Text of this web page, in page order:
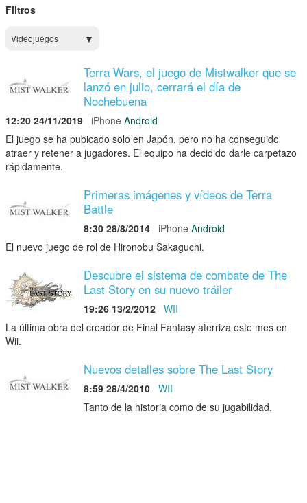
Filtros
Videojuegos
Terra Wars, el juego de Mistwalker que se
lanzó en julio, cerrará el día de
Nochebuena
12:20 24/11/2019 iPhone Android
El juego se ha pubicado solo en Japón, pero no ha conseguido
atraer y retener a jugadores. El equipo ha decidido darle carpetazo
rápidamente.
Primeras imágenes y vídeos de Terra
Battle
8:30 28/8/2014 iPhone Android
El nuevo juego de rol de Hironobu Sakaguchi.
Descubre el sistema de combate de The
Last Story en su nuevo tráiler
19:26 13/2/2012
WII
La última obra del creador de Final Fantasy aterriza este mes en
Wii.
Nuevos detalles sobre The Last Story
8:59 28/4/2010
WII
Tanto de la historia como de su jugabilidad.